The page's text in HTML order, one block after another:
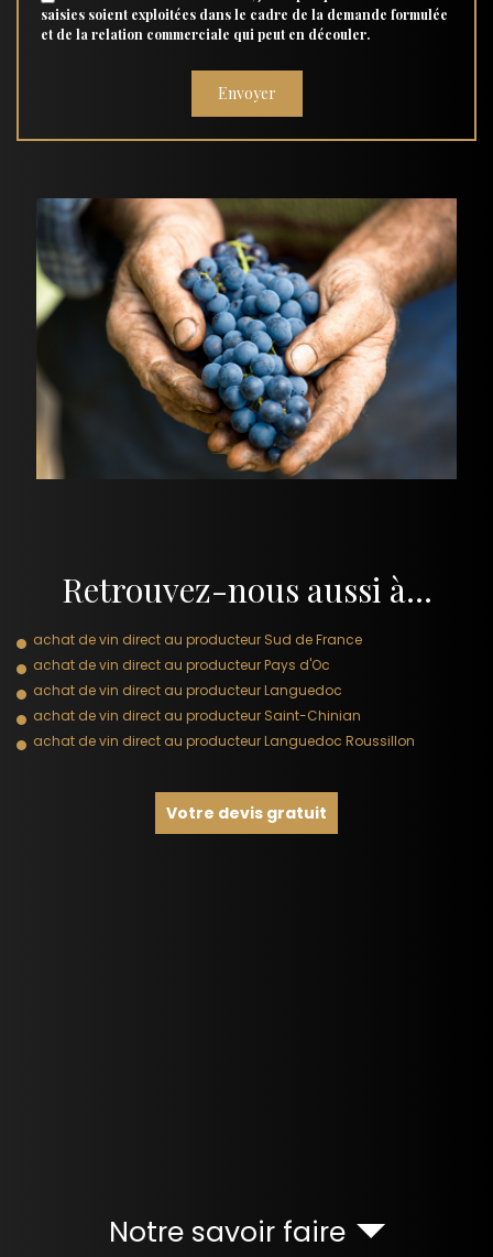
saisies soient exploitées dans le cadre de la demande formulée
et de la relation commerciale qui peut en découler.
Retrouvez-nous aussi à…
achat de vin direct au producteur Sud de France
achat de vin direct au producteur Pays d'Oc
achat de vin direct au producteur Languedoc
achat de vin direct au producteur Saint-Chinian
achat de vin direct au producteur Languedoc Roussillon
Votre devis gratuit
Notre savoir faire